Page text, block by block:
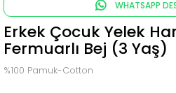
WHATSAPP
Erkek Çocuk Yelek
Fermuarlı Bej (3 Yaş)
%100 Pamuk-Cotton